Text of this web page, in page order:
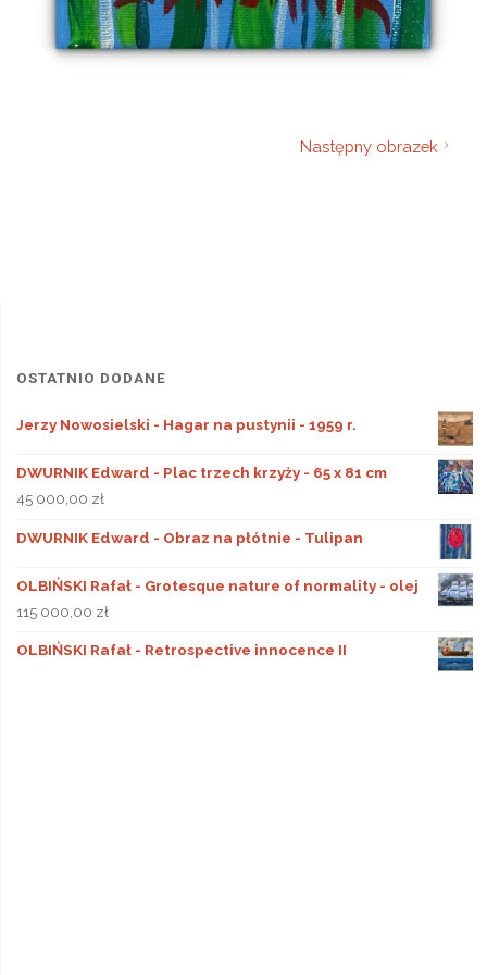
Następny obrazek
OSTATNIO DODANE
Jerzy Nowosielski - Hagar na pustynii - 1959 r.
DWURNIK Edward - Plac trzech krzyży - 65 x 81 cm
45 000,00 zł
DWURNIK Edward - Obraz na płótnie - Tulipan
OLBIŃSKI Rafał - Grotesque nature of normality - olej
115 000,00 zł
OLBIŃSKI Rafał - Retrospective innocence II